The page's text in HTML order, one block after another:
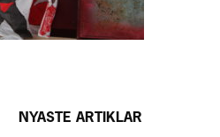
NYASTE ARTIKLAR